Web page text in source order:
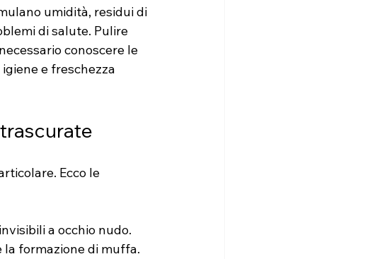
umidità, residui di
di salute. Pulire
conoscere le
e freschezza
Ecco le
a occhio nudo.
la formazione di muffa.